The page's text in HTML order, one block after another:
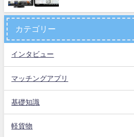
カテゴリー
インタビュー
マッチングアプリ
基礎知識
軽貨物